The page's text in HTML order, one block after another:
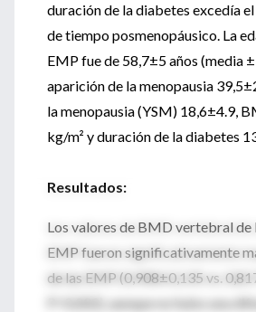
duración de la diabetes excedía
de tiempo posmenopáusico. La
EMP fue de 58,7±5 años (media
aparición de la menopausia
la menopausia (YSM) 18,6±4.9,
kg/m² y duración de la diabetes
Resultados:
Los valores de BMD vertebral de
EMP fueron significativamente
de las EMP (0,908±0,135 vs.
P=0,002), aunque no hubo una